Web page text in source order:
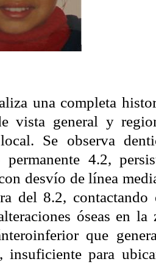
una completa
vista general y
Se observa
permanente 4.2,
desvío de línea
del 8.2,
óseas en la
que
insuficiente para